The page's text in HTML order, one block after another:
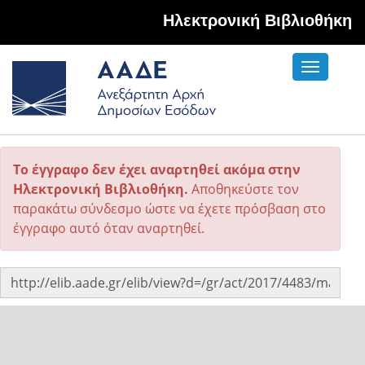
Hλεκτρονική Βιβλιοθήκη
Toggle
Το έγγραφο δεν έχει αναρτηθεί ακόμα στην
Ηλεκτρονική Βιβλιοθήκη. Αποθηκεύστε τον
παρακάτω σύνδεσμο ώστε να έχετε πρόσβαση στο
έγγραφο αυτό όταν αναρτηθεί.